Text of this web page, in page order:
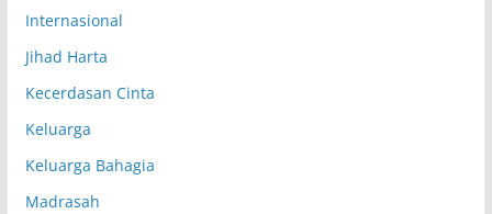
Internasional
Jihad Harta
Kecerdasan Cinta
Keluarga
Keluarga Bahagia
Madrasah